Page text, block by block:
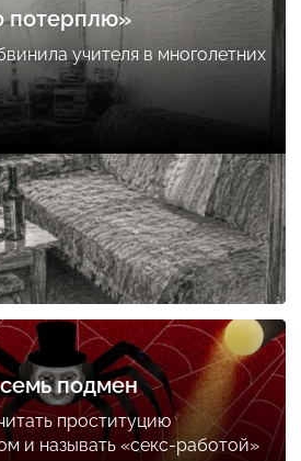
потерплю»
учителя в многолетних
подмен
проституцию
и называть «секс-работой»